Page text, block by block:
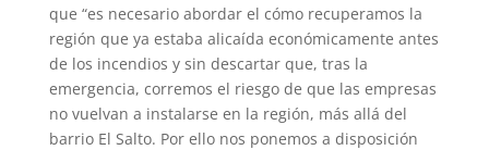
que “es necesario abordar el cómo recuperamos la
región que ya estaba alicaída económicamente antes
de los incendios y sin descartar que, tras la
emergencia, corremos el riesgo de que las empresas
no vuelvan a instalarse en la región, más allá del
barrio El Salto. Por ello nos ponemos a disposición